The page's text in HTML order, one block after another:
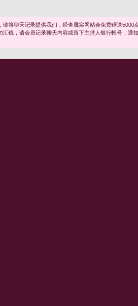
将聊天记录提供我们，经查属实网站会免费赠送5000点
钱，请会员记录聊天内容或留下主持人银行帐号，通